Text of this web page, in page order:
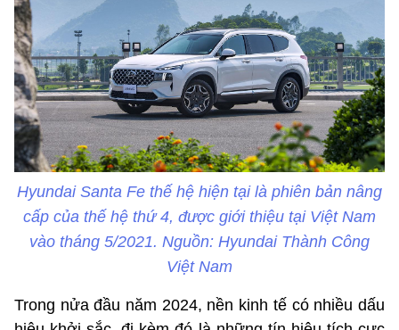
Hyundai Santa Fe thế hệ hiện tại là phiên bản nâng
cấp của thế hệ thứ 4, được giới thiệu tại Việt Nam
vào tháng 5/2021. Nguồn: Hyundai Thành Công
Việt Nam
Trong nửa đầu năm 2024, nền kinh tế có nhiều dấu